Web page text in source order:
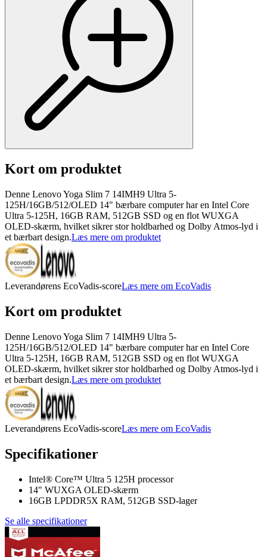
Kort om produktet
Denne Lenovo Yoga Slim 7 14IMH9 Ultra 5-
125H/16GB/512/OLED 14" bærbare computer har en Intel Core
Ultra 5-125H, 16GB RAM, 512GB SSD og en flot WUXGA
OLED-skærm, hvilket sikrer stor holdbarhed og Dolby Atmos-lyd i
et bærbart design.Læs mere om produktet
Leverandørens EcoVadis-scoreLæs mere om EcoVadis
Kort om produktet
Denne Lenovo Yoga Slim 7 14IMH9 Ultra 5-
125H/16GB/512/OLED 14" bærbare computer har en Intel Core
Ultra 5-125H, 16GB RAM, 512GB SSD og en flot WUXGA
OLED-skærm, hvilket sikrer stor holdbarhed og Dolby Atmos-lyd i
et bærbart design.Læs mere om produktet
Leverandørens EcoVadis-scoreLæs mere om EcoVadis
Specifikationer
Intel® Core™ Ultra 5 125H processor
14" WUXGA OLED-skærm
16GB LPDDR5X RAM, 512GB SSD-lager
Se alle specifikationer